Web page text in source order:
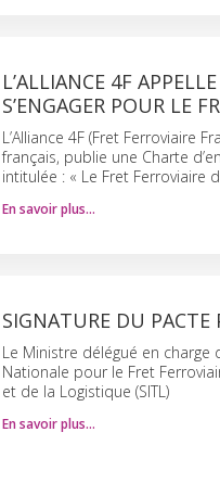
L’ALLIANCE 4F
S’ENGAGER POUR LE
L’Alliance 4F (Fret Ferroviaire
français, publie une Charte
intitulée : « Le Fret Ferroviaire
En savoir plus…
SIGNATURE DU PACTE
Le Ministre délégué en
Nationale pour le Fret
et de la Logistique (SITL)
En savoir plus…